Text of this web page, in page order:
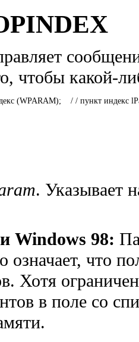
чтобы какой-
(WPARAM);    / / пункт индекс
. Указывает
Windows 98:
означает, что
Хотя
в поле со